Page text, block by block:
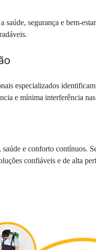
saúde, segurança e bem-
especializados
e mínima interferência
e conforto contínuos.
confiáveis e de alta